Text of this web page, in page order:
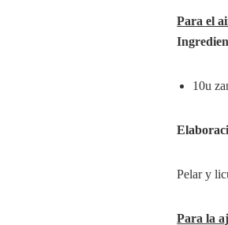
Para el
10u
Pelar y
Para la